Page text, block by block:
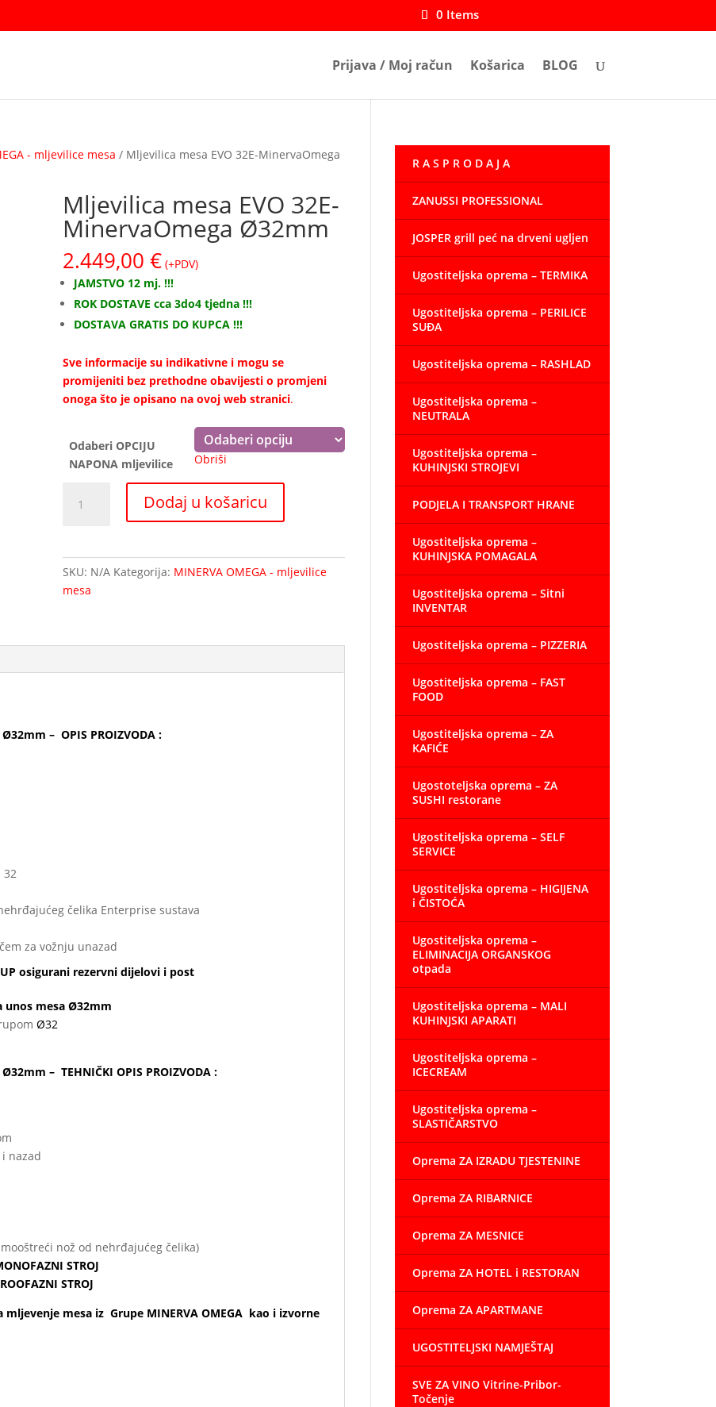
0 Items
Prijava / Moj račun Košarica BLOG
- mljevilice mesa / Mljevilica mesa EVO 32E-MinervaOmega
Mljevilica mesa EVO 32E-
MinervaOmega Ø32mm
2.449,00€ (+PDV)
JAMSTVO 12 mj. !!!
ROK DOSTAVE cca 3do4 tjedna !!!
DOSTAVA GRATIS DO KUPCA !!!
Sve informacije su indikativne i mogu se
promijeniti bez prethodne obavijesti o promjeni
onoga što je opisano na ovoj web stranici.
Odaberi OPCIJU
NAPONA mljevilice
Obriši
mesa
Dodaj u košaricu
SKU: N/A Kategorija: MINERVA OMEGA - mljevilice
mesa
– OPIS PROIZVODA :
čelika Enterprise sustava
za vožnju unazad
osigurani rezervni dijelovi i post
unos mesa Ø32mm
Ø32
– TEHNIČKI OPIS PROIZVODA :
nazad
nož od nehrđajućeg čelika)
STROJ
STROJ
mesa iz Grupe MINERVA OMEGA kao i izvorne
R A S P R O D A J A
ZANUSSI PROFESSIONAL
JOSPER grill peć na drveni ugljen
Ugostiteljska oprema – TERMIKA
Ugostiteljska oprema – PERILICE
SUĐA
Ugostiteljska oprema – RASHLAD
Ugostiteljska oprema –
NEUTRALA
Ugostiteljska oprema –
KUHINJSKI STROJEVI
PODJELA I TRANSPORT HRANE
Ugostiteljska oprema –
KUHINJSKA POMAGALA
Ugostiteljska oprema – Sitni
INVENTAR
Ugostiteljska oprema – PIZZERIA
Ugostiteljska oprema – FAST
FOOD
Ugostiteljska oprema – ZA
KAFIĆE
Ugostoteljska oprema – ZA
SUSHI restorane
Ugostiteljska oprema – SELF
SERVICE
Ugostiteljska oprema – HIGIJENA
i ČISTOĆA
Ugostiteljska oprema –
ELIMINACIJA ORGANSKOG
otpada
Ugostiteljska oprema – MALI
KUHINJSKI APARATI
Ugostiteljska oprema –
ICECREAM
Ugostiteljska oprema –
SLASTIČARSTVO
Oprema ZA IZRADU TJESTENINE
Oprema ZA RIBARNICE
Oprema ZA MESNICE
Oprema ZA HOTEL i RESTORAN
Oprema ZA APARTMANE
UGOSTITELJSKI NAMJEŠTAJ
SVE ZA VINO Vitrine-Pribor-
Točenje